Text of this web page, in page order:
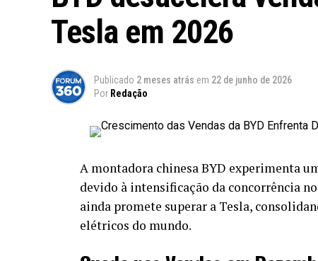
Tesla em 2026
Publicado 2 meses atrás em 22 de junho de 2026
Por Redação
A montadora chinesa BYD experimenta
devido à intensificação da concorrência
ainda promete superar a Tesla,
elétricos do mundo.